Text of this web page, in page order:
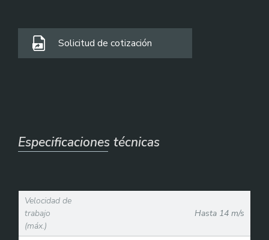
Solicitud de cotización
Especificaciones técnicas
Velocidad de
trabajo
(máx.)
Hasta 14 m/s